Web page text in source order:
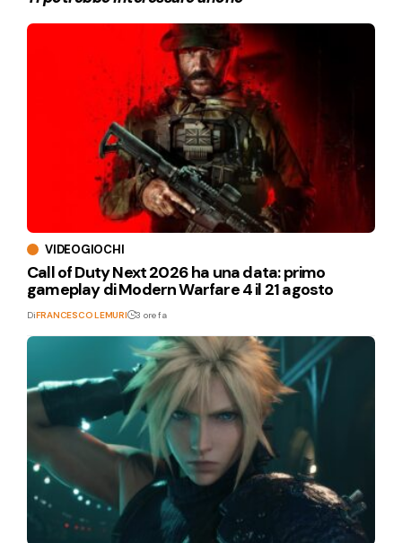
VIDEOGIOCHI
Call of Duty Next 2026 ha una data: primo
gameplay di Modern Warfare 4 il 21 agosto
DiFRANCESCO LEMURI 3 ore fa